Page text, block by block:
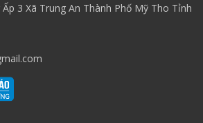
3 Xã Trung An Thành Phố Mỹ Tho Tỉnh